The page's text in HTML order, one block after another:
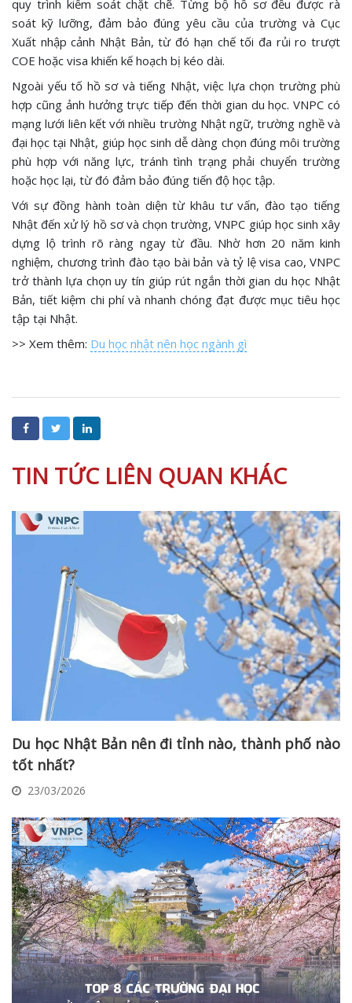
quy trình kiểm soát chặt chẽ. Từng bộ hồ sơ đều được rà
soát kỹ lưỡng, đảm bảo đúng yêu cầu của trường và Cục
Xuất nhập cảnh Nhật Bản, từ đó hạn chế tối đa rủi ro trượt
COE hoặc visa khiến kế hoạch bị kéo dài.
Ngoài yếu tố hồ sơ và tiếng Nhật, việc lựa chọn trường phù
hợp cũng ảnh hưởng trực tiếp đến thời gian du học. VNPC có
mạng lưới liên kết với nhiều trường Nhật ngữ, trường nghề và
đại học tại Nhật, giúp học sinh dễ dàng chọn đúng môi trường
phù hợp với năng lực, tránh tình trạng phải chuyển trường
hoặc học lại, từ đó đảm bảo đúng tiến độ học tập.
Với sự đồng hành toàn diện từ khâu tư vấn, đào tạo tiếng
Nhật đến xử lý hồ sơ và chọn trường, VNPC giúp học sinh xây
dựng lộ trình rõ ràng ngay từ đầu. Nhờ hơn 20 năm kinh
nghiệm, chương trình đào tạo bài bản và tỷ lệ visa cao, VNPC
trở thành lựa chọn uy tín giúp rút ngắn thời gian du học Nhật
Bản, tiết kiệm chi phí và nhanh chóng đạt được mục tiêu học
tập tại Nhật.
>> Xem thêm: Du học nhật nên học ngành gì
TIN TỨC LIÊN QUAN KHÁC
Du học Nhật Bản nên đi tỉnh nào, thành phố nào
tốt nhất?
23/03/2026